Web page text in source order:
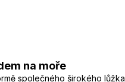
na moře
společného širokého lůžka